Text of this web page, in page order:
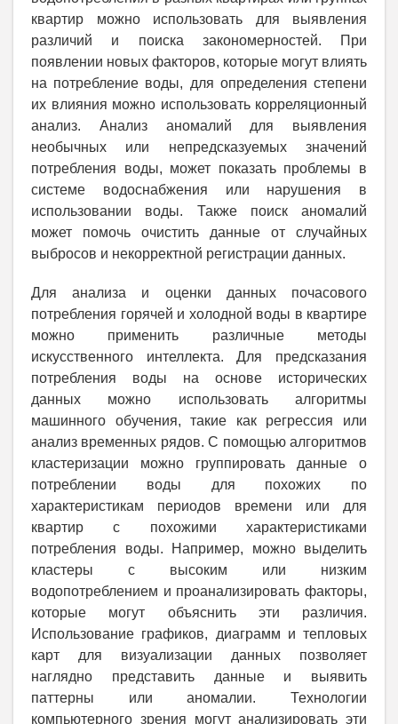
квартир можно использовать для выявления
различий и поиска закономерностей. При
появлении новых факторов, которые могут влиять
на потребление воды, для определения степени
их влияния можно использовать корреляционный
анализ. Анализ аномалий для выявления
необычных или непредсказуемых значений
потребления воды, может показать проблемы в
системе водоснабжения или нарушения в
использовании воды. Также поиск аномалий
может помочь очистить данные от случайных
выбросов и некорректной регистрации данных.
Для анализа и оценки данных почасового
потребления горячей и холодной воды в квартире
можно применить различные методы
искусственного интеллекта. Для предсказания
потребления воды на основе исторических
данных можно использовать алгоритмы
машинного обучения, такие как регрессия или
анализ временных рядов. С помощью алгоритмов
кластеризации можно группировать данные о
потреблении воды для похожих по
характеристикам периодов времени или для
квартир с похожими характеристиками
потребления воды. Например, можно выделить
кластеры с высоким или низким
водопотреблением и проанализировать факторы,
которые могут объяснить эти различия.
Использование графиков, диаграмм и тепловых
карт для визуализации данных позволяет
наглядно представить данные и выявить
паттерны или аномалии. Технологии
компьютерного зрения могут анализировать эти